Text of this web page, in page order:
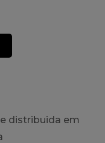
distribuida em